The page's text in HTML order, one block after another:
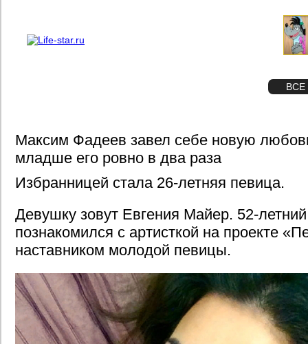
ВСЕ
Максим Фадеев завел себе новую
младше его ровно в два раза
Избранницей стала 26-летняя певица.
Девушку зовут Евгения Майер. 52-
познакомился с артисткой на проекте
наставником молодой певицы.